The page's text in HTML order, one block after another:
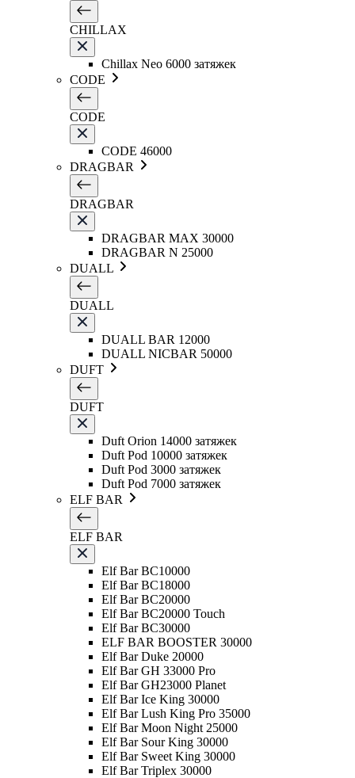
CHILLAX
Chillax Neo 6000 затяжек
CODE
CODE
CODE 46000
DRAGBAR
DRAGBAR
DRAGBAR MAX 30000
DRAGBAR N 25000
DUALL
DUALL
DUALL BAR 12000
DUALL NICBAR 50000
DUFT
DUFT
Duft Orion 14000 затяжек
Duft Pod 10000 затяжек
Duft Pod 3000 затяжек
Duft Pod 7000 затяжек
ELF BAR
ELF BAR
Elf Bar BC10000
Elf Bar BC18000
Elf Bar BC20000
Elf Bar BC20000 Touch
Elf Bar BC30000
ELF BAR BOOSTER 30000
Elf Bar Duke 20000
Elf Bar GH 33000 Pro
Elf Bar GH23000 Planet
Elf Bar Ice King 30000
Elf Bar Lush King Pro 35000
Elf Bar Moon Night 25000
Elf Bar Sour King 30000
Elf Bar Sweet King 30000
Elf Bar Triplex 30000